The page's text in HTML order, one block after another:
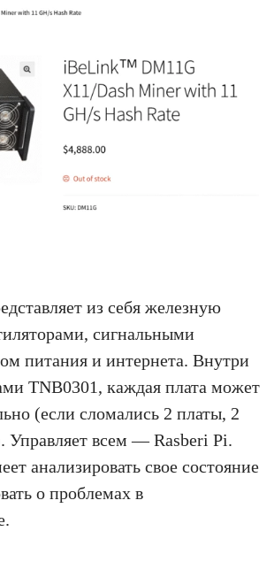
из себя железную
сигнальными
питания и интернета. Внутри
TNB0301, каждая плата может
(если сломались 2 платы, 2
Управляет всем — Rasberi Pi.
анализировать свое состояние
о проблемах в